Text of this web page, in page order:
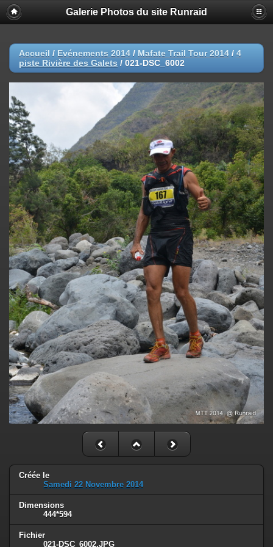
Galerie Photos du site Runraid
Accueil / Evénements 2014 / Mafate Trail Tour 2014 / 4
piste Rivière des Galets / 021-DSC_6002
Créée le
Samedi 22 Novembre 2014
Dimensions
444*594
Fichier
021-DSC_6002.JPG